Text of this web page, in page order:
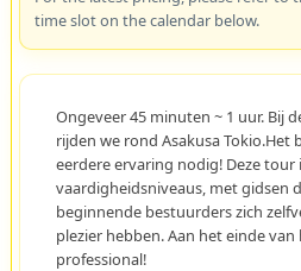
time slot on the calendar below.
Ongeveer 45 minuten ~ 1 uur. Bij
rijden we rond Asakusa Tokio.Het
eerdere ervaring nodig! Deze
vaardigheidsniveaus, met gidsen
beginnende bestuurders zich
plezier hebben. Aan het einde
professional!